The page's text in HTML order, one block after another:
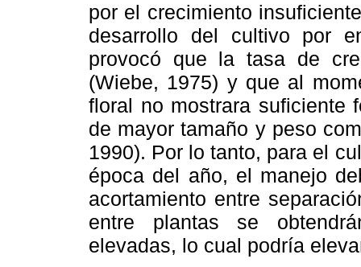
por el crecimiento
desarrollo del cultivo por
provocó que la tasa de
(Wiebe, 1975) y que al
floral no mostrara suficiente
de mayor tamaño y peso
1990). Por lo tanto, para el
época del año, el manejo
acortamiento entre
entre plantas se
elevadas, lo cual podría